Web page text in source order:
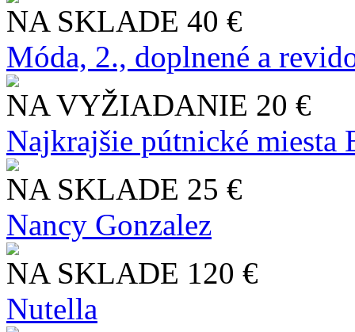
NA SKLADE 40 €
Móda, 2., doplnené a
NA VYŽIADANIE 20 €
Najkrajšie pútnické miesta
NA SKLADE 25 €
Nancy Gonzalez
NA SKLADE 120 €
Nutella